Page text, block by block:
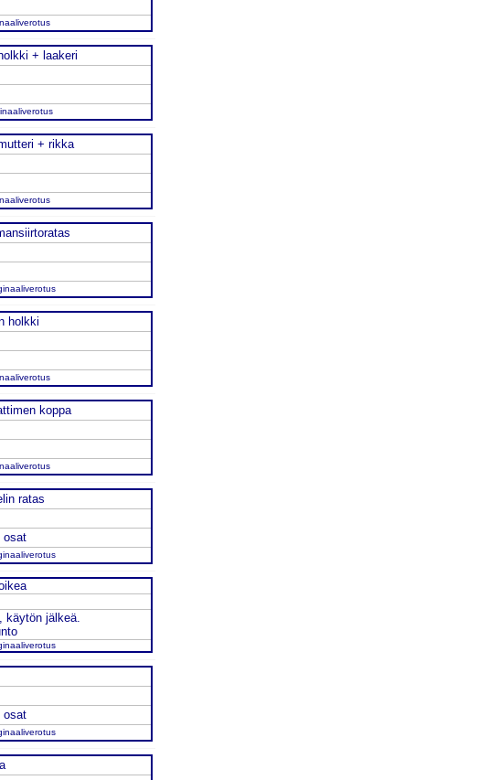
+ laakeri
+ rikka
holkki
koppa
ratas
osat
käytön jälkeä.
osat